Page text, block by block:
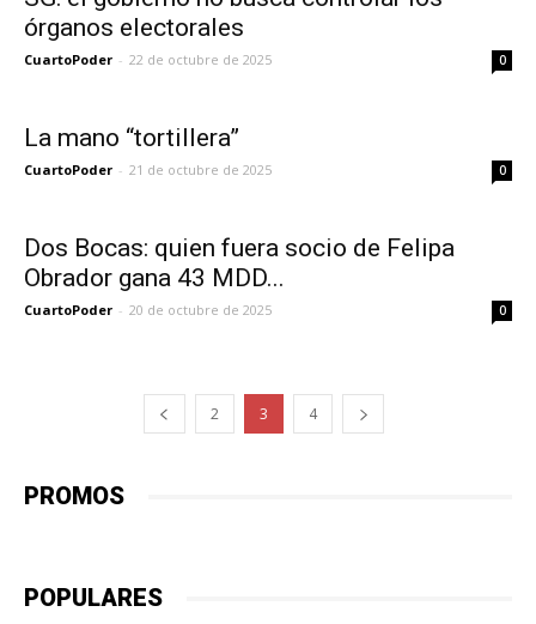
órganos electorales
CuartoPoder - 22 de octubre de 2025 0
La mano “tortillera”
CuartoPoder - 21 de octubre de 2025 0
Dos Bocas: quien fuera socio de Felipa
Obrador gana 43 MDD...
CuartoPoder - 20 de octubre de 2025 0
2 3 4
PROMOS
POPULARES